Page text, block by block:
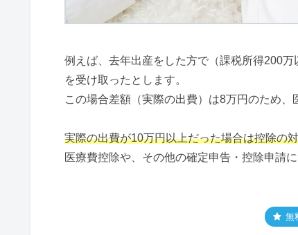
例えば、去年出産をした方で（課税所得200
を受け取ったとします。
この場合差額（実際の出費）は8万円のため、
実際の出費が10万円以上だった場合は控除の
医療費控除や、その他の確定申告・控除申請
無